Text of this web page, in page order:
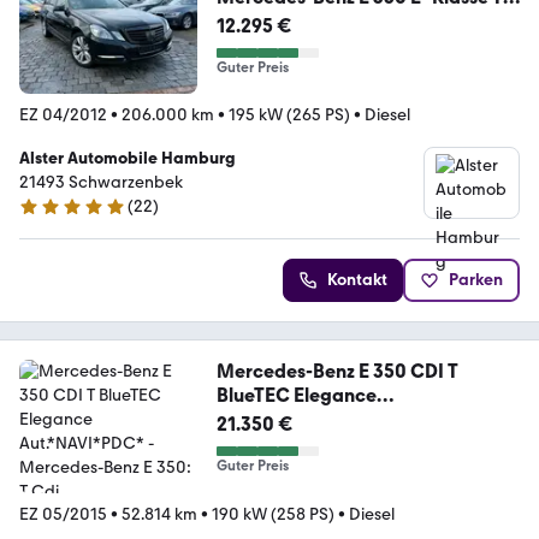
Modell 3,0 CDI 4Matic
12.295 €
Guter Preis
EZ 04/2012 • 206.000 km • 195 kW (265 PS) • Diesel
Alster Automobile Hamburg
21493 Schwarzenbek
5 Sterne
(22)
Kontakt Parken
Mercedes-Benz E 350 CDI T
BlueTEC Elegance
Aut.*NAVI*PDC*
21.350 €
Guter Preis
EZ 05/2015 • 52.814 km • 190 kW (258 PS) • Diesel